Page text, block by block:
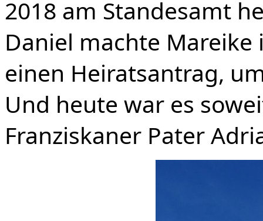
2018 am Standesamt
Daniel machte
einen Heiratsantrag,
Und heute war es
Franziskaner Pater